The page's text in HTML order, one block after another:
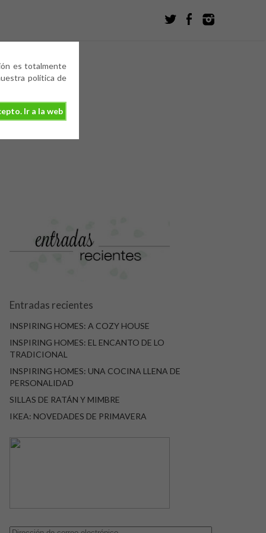
es totalmente
política de
Ir a la web
Entradas recientes
INSPIRING HOMES: A COZY HOUSE
INSPIRING HOMES: EL ENCANTO DE LO
TRADICIONAL
INSPIRING HOMES: UNA COCINA LLENA DE
PERSONALIDAD
SILLAS DE RATÁN Y MIMBRE
IKEA: NOVEDADES DE PRIMAVERA